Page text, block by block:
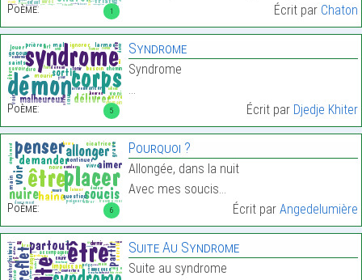
1
Poème:
Écrit par Chaton
5
Poème:
Syndrome
Syndrome
…
Écrit par Djedje Khiter
6
Poème:
Pourquoi ?
Allongée, dans la nuit
Avec mes soucis…
Écrit par Angedelumière
Suite Au Syndrome
Suite au syndrome